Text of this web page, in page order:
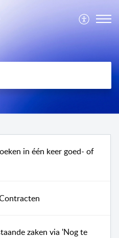
in één keer goed- of
zaken via 'Nog te